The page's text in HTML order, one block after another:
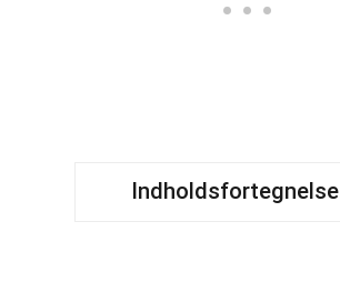
Indholdsfortegnelse